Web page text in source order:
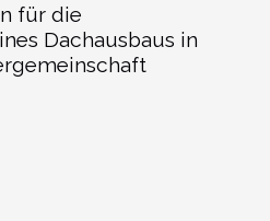
für die
Dachausbaus in